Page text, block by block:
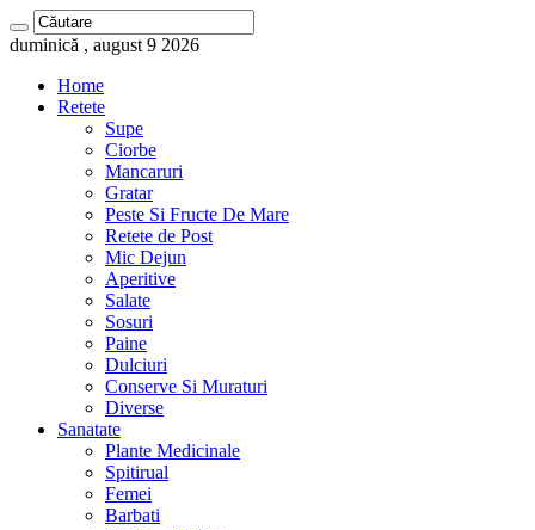
duminică , august 9 2026
Home
Retete
Supe
Ciorbe
Mancaruri
Gratar
Peste Si Fructe De Mare
Retete de Post
Mic Dejun
Aperitive
Salate
Sosuri
Paine
Dulciuri
Conserve Si Muraturi
Diverse
Sanatate
Plante Medicinale
Spitirual
Femei
Barbati